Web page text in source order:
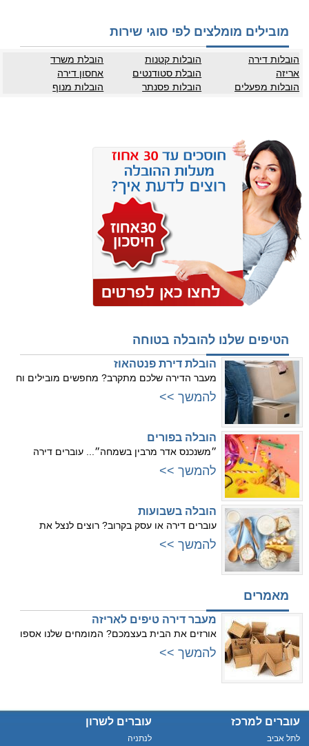
מובילים מומלצים לפי סוגי שירות
הובלות דירה הובלות קטנות
הובלת משרד
אריזה
הובלת סטודנטים
אחסון דירה
הובלות מפעלים
הובלות פסנתר הובלות מנוף
הטיפים שלנו להובלה בטוחה
הובלת דירת פנטהאוז
מעבר הדירה שלכם מתקרב? מחפשים מובילים וח
להמשך >>
הובלה בפורים
״משנכנס אדר מרבין בשמחה״... עוברים דירה
להמשך >>
הובלה בשבועות
עוברים דירה או עסק בקרוב? רוצים לנצל את
להמשך >>
מאמרים
מעבר דירה טיפים לאריזה
אורזים את הבית בעצמכם? המומחים שלנו אספו
להמשך >>
עוברים למרכז
לתל אביב
עוברים לשרון
לנתניה